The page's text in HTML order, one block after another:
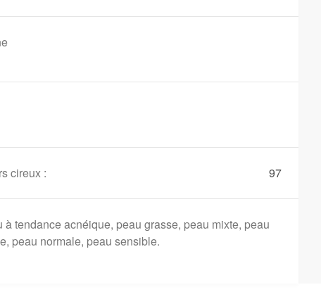
cireux : 97
à tendance acnéique, peau grasse, peau mixte, peau
peau normale, peau sensible.